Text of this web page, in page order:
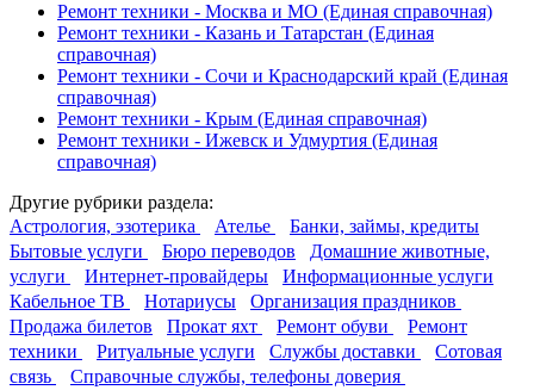
Ремонт техники - Москва и МО (Единая справочная)
Ремонт техники - Казань и Татарстан (Единая
справочная)
Ремонт техники - Сочи и Краснодарский край (Единая
справочная)
Ремонт техники - Крым (Единая справочная)
Ремонт техники - Ижевск и Удмуртия (Единая
справочная)
Другие рубрики раздела:
Астрология, эзотерика
Ателье
Банки, займы, кредиты
Бытовые услуги
Бюро переводов
Домашние животные,
услуги
Интернет-провайдеры
Информационные услуги
Кабельное ТВ
Нотариусы
Организация праздников
Продажа билетов
Прокат яхт Ремонт обуви
Ремонт
техники
Ритуальные услуги Службы доставки
Сотовая
связь
Справочные службы, телефоны доверия